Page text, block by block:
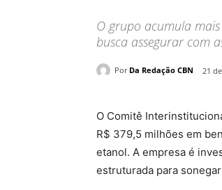
O grupo acumula
busca assegurar com
Por Da Redação CBN 21
O Comitê
R$ 379,5 milhões em
etanol. A empresa é
estruturada para